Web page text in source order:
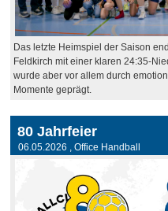
Das letzte Heimspiel der Saison
Feldkirch mit einer klaren 24:35-
wurde aber vor allem durch
Momente geprägt.
80 Jahrfeier
06.05.2026 , Office Handball